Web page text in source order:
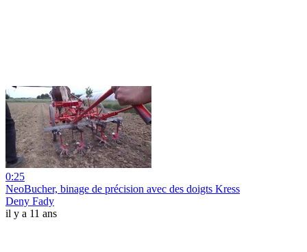
0:25
NeoBucher, binage de précision avec des doigts Kress
Deny Fady
il y a 11 ans